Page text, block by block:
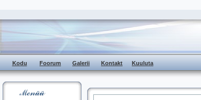
Kodu Foorum Galerii Kontakt Kuuluta